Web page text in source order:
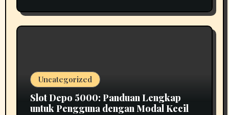
Uncategorized
Slot Depo 5000: Panduan Lengkap
untuk Pengguna dengan Modal Kecil